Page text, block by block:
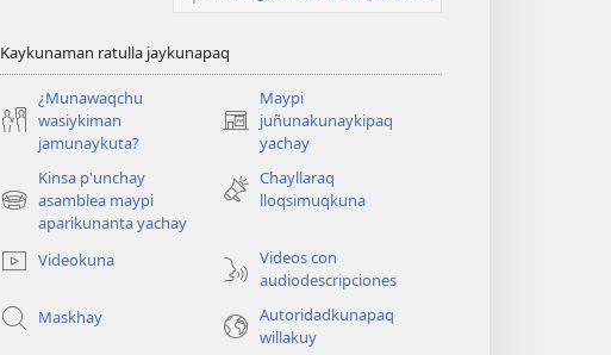
Kaykunaman ratulla jaykunapaq
¿Munawaqchu
wasiykiman
jamunaykuta?
Maypi
juñunakunaykipaq
yachay
(abre
nueva
ventana)
Kinsa p'unchay
asamblea maypi
aparikunanta yachay
(abre
nueva
Chayllaraq
lloqsimuqkuna
Videokuna
Videos con
audiodescripciones
Maskhay
Autoridadkunapaq
willakuy